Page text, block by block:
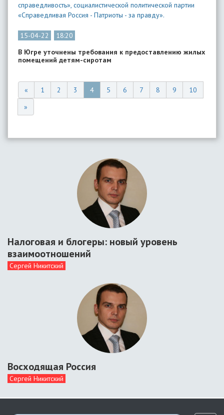
справедливость», социалистической политической партии
«Справедливая Россия - Патриоты - за правду».
15-04-22
18:20
В Югре уточнены требования к предоставлению жилых
помещений детям-сиротам
« 1 2 3 4 5 6 7 8 9
10
»
Налоговая и блогеры: новый уровень
взаимоотношений
Сергей Никитский
Восходящая Россия
Сергей Никитский